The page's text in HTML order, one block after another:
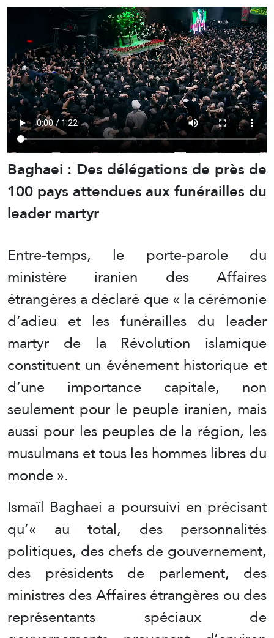
Baghaei : Des délégations de près de
100 pays attendues aux funérailles du
leader martyr
Entre-temps, le porte-parole du
ministère iranien des Affaires
étrangères a déclaré que « la cérémonie
d’adieu et les funérailles du leader
martyr de la Révolution islamique
constituent un événement historique et
d’une importance capitale, non
seulement pour le peuple iranien, mais
aussi pour les peuples de la région, les
musulmans et tous les hommes libres du
monde ».
Ismaïl Baghaei a poursuivi en précisant
qu’« au total, des personnalités
politiques, des chefs de gouvernement,
des présidents de parlement, des
ministres des Affaires étrangères ou des
représentants spéciaux de